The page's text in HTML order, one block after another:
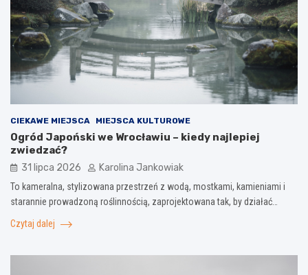
CIEKAWE MIEJSCA MIEJSCA KULTUROWE
Ogród Japoński we Wrocławiu – kiedy najlepiej
zwiedzać?
31 lipca 2026 Karolina Jankowiak
To kameralna, stylizowana przestrzeń z wodą, mostkami, kamieniami i
starannie prowadzoną roślinnością, zaprojektowana tak, by działać…
Czytaj dalej